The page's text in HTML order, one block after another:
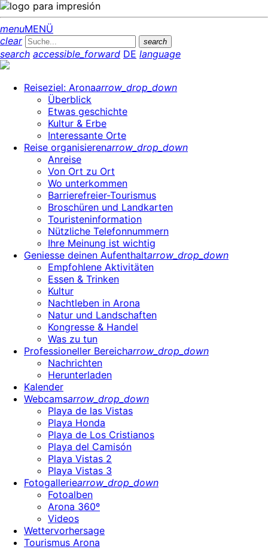
menuMENÜ
clear
search
search accessible_forward DE language
Reiseziel: Aronaarrow_drop_down
Überblick
Etwas geschichte
Kultur & Erbe
Interessante Orte
Reise organisierenarrow_drop_down
Anreise
Von Ort zu Ort
Wo unterkommen
Barrierefreier-Tourismus
Broschüren und Landkarten
Touristeninformation
Nützliche Telefonnummern
Ihre Meinung ist wichtig
Geniesse deinen Aufenthaltarrow_drop_down
Empfohlene Aktivitäten
Essen & Trinken
Kultur
Nachtleben in Arona
Natur und Landschaften
Kongresse & Handel
Was zu tun
Professioneller Bereicharrow_drop_down
Nachrichten
Herunterladen
Kalender
Webcamsarrow_drop_down
Playa de las Vistas
Playa Honda
Playa de Los Cristianos
Playa del Camisón
Playa Vistas 2
Playa Vistas 3
Fotogalleriearrow_drop_down
Fotoalben
Arona 360º
Videos
Wettervorhersage
Tourismus Arona